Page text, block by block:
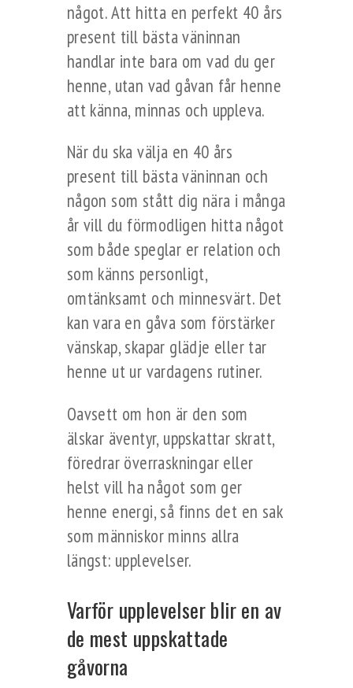
något. Att hitta en perfekt 40 års
present till bästa väninnan
handlar inte bara om vad du ger
henne, utan vad gåvan får henne
att känna, minnas och uppleva.
När du ska välja en 40 års
present till bästa väninnan och
någon som stått dig nära i många
år vill du förmodligen hitta något
som både speglar er relation och
som känns personligt,
omtänksamt och minnesvärt. Det
kan vara en gåva som förstärker
vänskap, skapar glädje eller tar
henne ut ur vardagens rutiner.
Oavsett om hon är den som
älskar äventyr, uppskattar skratt,
föredrar överraskningar eller
helst vill ha något som ger
henne energi, så finns det en sak
som människor minns allra
längst: upplevelser.
Varför upplevelser blir en av
de mest uppskattade
gåvorna